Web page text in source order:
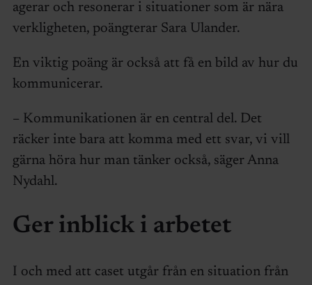
agerar och resonerar i situationer som är nära
verkligheten, poängterar Sara Ulander.
En viktig poäng är också att få en bild av hur du
kommunicerar.
– Kommunikationen är en central del. Det
räcker inte bara att komma med ett svar, vi vill
gärna höra hur man tänker också, säger Anna
Nydahl.
Ger inblick i arbetet
I och med att caset utgår från en situation från